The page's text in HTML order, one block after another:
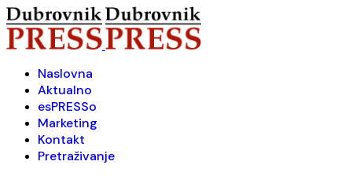
Naslovna
Aktualno
esPRESSo
Marketing
Kontakt
Pretraživanje